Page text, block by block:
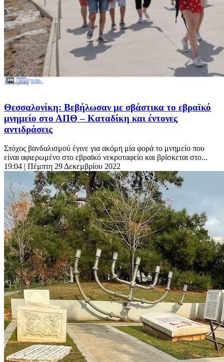
Θεσσαλονίκη: Βεβήλωσαν με σβάστικα το εβραϊκό
μνημείο στο ΑΠΘ – Καταδίκη και έντονες
αντιδράσεις
Στόχος βανδαλισμού έγινε για ακόμη μία φορά το μνημείο που
είναι αφιερωμένο στο εβραϊκό νεκροταφείο και βρίσκεται στο...
19:04 | Πέμπτη 29 Δεκεμβρίου 2022